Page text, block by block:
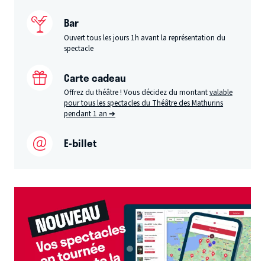
Bar
Ouvert tous les jours 1h avant la représentation du
spectacle
Carte cadeau
Offrez du théâtre ! Vous décidez du montantvalable
pour tous les spectacles du Théâtre des Mathurins
pendant 1 an ➔
E-billet